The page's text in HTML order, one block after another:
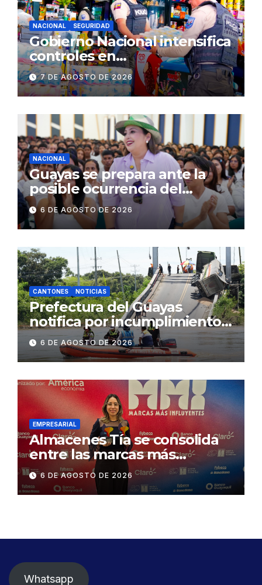
NACIONAL SEGURIDAD
Gobierno Nacional intensifica
controles en
establecimientos y espacios
públicos de Pichincha: 684
operativos en zonas
comerciales y de
concurrencia
7 DE AGOSTO DE 2026
NACIONAL
Guayas se prepara ante la
posible ocurrencia del
fenómeno de El Niño:
Gobierno Nacional capacita a
2.500 jóvenes
6 DE AGOSTO DE 2026
CANTONES NOTICIAS
Prefectura del Guayas
notifica por incumplimiento
contractual a la
Concesionaria CONORTE y
exige celeridad en
desmontaje del puente
Gonzalo Icaza Cornejo, en
Daule
6 DE AGOSTO DE 2026
EMPRESARIAL
Almacenes Tía se consolida
entre las marcas más
influyentes del Ecuador
6 DE AGOSTO DE 2026
Whatsapp